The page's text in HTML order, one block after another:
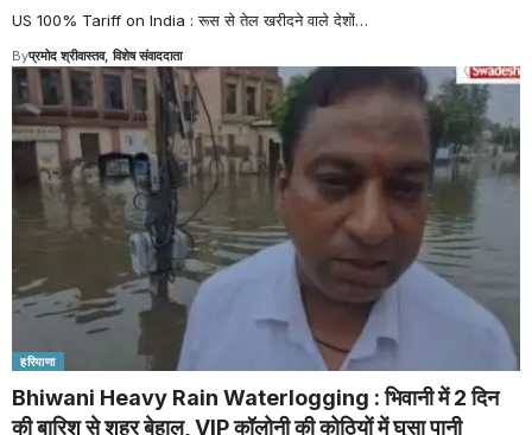
US 100% Tariff on India : रूस से तेल खरीदने वाले देशों…
Byप्रमोद श्रीवास्तव, विशेष संवाददाता
हरियाणा
Bhiwani Heavy Rain Waterlogging : भिवानी में 2 दिन
की बारिश से शहर बेहाल, VIP कॉलोनी की कोठियों में घुसा पानी